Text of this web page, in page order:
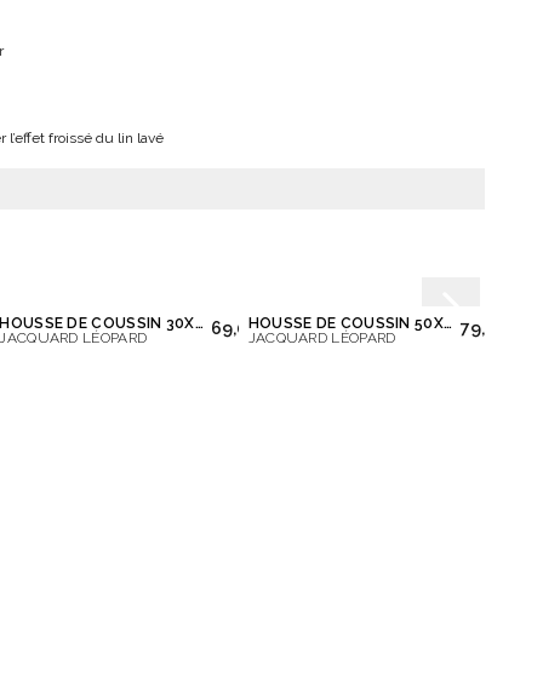
l’effet froissé du lin lavé
HOUSSE DE COUSSIN 30X50
JACQUARD LÉOPARD
69,00 €
HOUSSE DE COUSSIN 50X50
JACQUARD LÉOPARD
79,00 €